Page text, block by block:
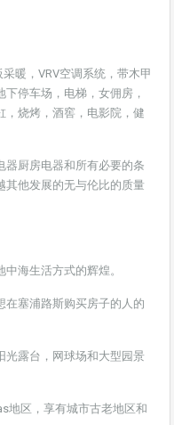
暖，VRV空调系统，带木甲
停车场，电梯，女佣房，
，烧烤，酒窖，电影院，健
器厨房电器和所有必要的条
其他发展的无与伦比的质量
海生活方式的辉煌。
在塞浦路斯购买房子的人的
光露台，网球场和大型园景
地区，享有城市古老地区和